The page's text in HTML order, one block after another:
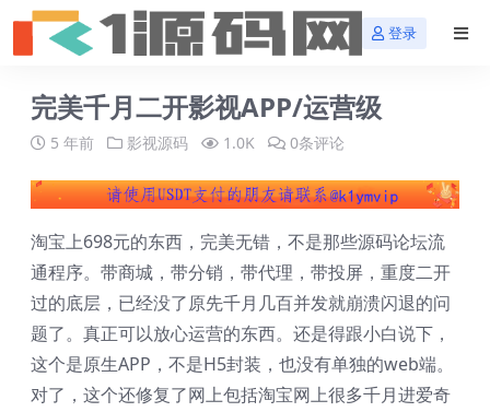
登录
完美千月二开影视APP/运营级
5 年前 影视源码 1.0K 0条评论
淘宝上698元的东西，完美无错，不是那些源码论坛流
通程序。带商城，带分销，带代理，带投屏，重度二开
过的底层，已经没了原先千月几百并发就崩溃闪退的问
题了。真正可以放心运营的东西。还是得跟小白说下，
这个是原生APP，不是H5封装，也没有单独的web端。
对了，这个还修复了网上包括淘宝网上很多千月进爱奇